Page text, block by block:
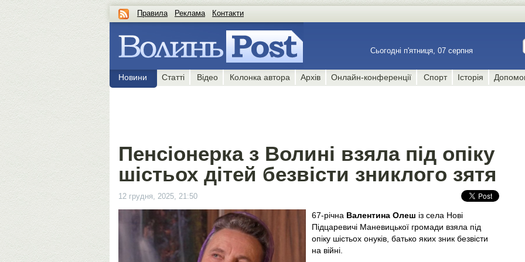
Правила Реклама Контакти
Сьогодні п'ятниця, 07 серпня
Новини Статті Відео Колонка автора Архів Онлайн-конференції Спорт Історія
Пенсіонерка з Волині взяла під опіку
шістьох дітей безвісти зниклого зятя
12 грудня, 2025, 21:50
67-річна Валентина Олеш із села Нові
Підцаревичі Маневицької громади взяла під
опіку шістьох онуків, батько яких зник безвісти
на війні.